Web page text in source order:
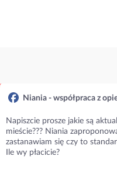
Niania - współpraca z
Napiszcie prosze jakie są
mieście??? Niania
zastanawiam się czy to
Ile wy płacicie?